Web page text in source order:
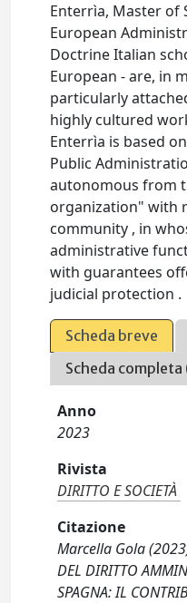
Enterrìa, Master of
European
Doctrine Italian
European - are, in
particularly
highly cultured
Enterrìa is based
Public
autonomous from
organization" with
community , in
administrative
with guarantees
judicial protection .
Scheda breve
Scheda completa
Anno
2023
Rivista
DIRITTO E SOCIETÀ
Citazione
Marcella Gola
DEL DIRITTO
SPAGNA: IL